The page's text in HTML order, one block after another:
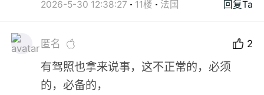
2026-5-30 12:38:27 11楼 法国 回复Ta
匿名 2
有驾照也拿来说事，这不正常的，必须
的，必备的，